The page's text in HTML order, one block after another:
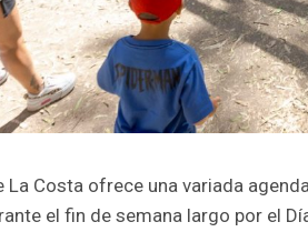
La Costa ofrece una variada
el fin de semana largo por el